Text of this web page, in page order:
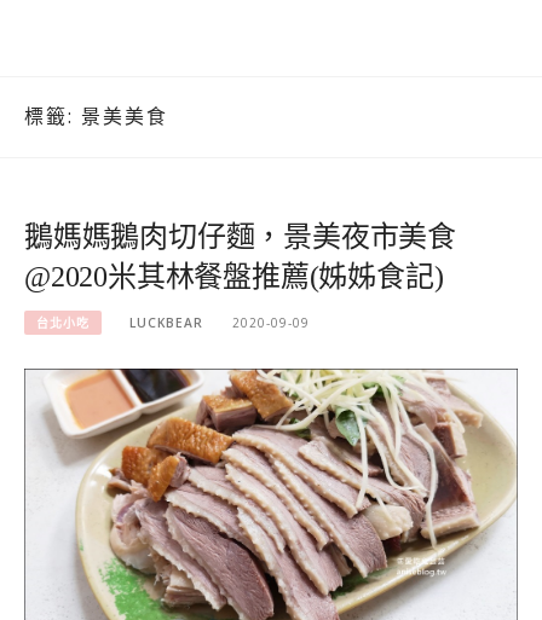
標籤: 景美美食
鵝媽媽鵝肉切仔麵，景美夜市美食
@2020米其林餐盤推薦(姊姊食記)
台北小吃 LUCKBEAR 2020-09-09